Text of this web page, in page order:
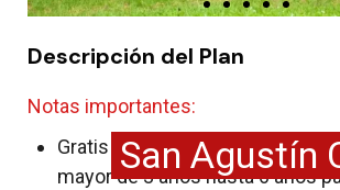
San Agustín
Descripción del Plan
Notas importantes:
Gratis niños menores de 3
mayor de 3 años hasta 6 años